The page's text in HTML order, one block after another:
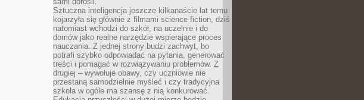
Sztuczna inteligencja jeszcze kilkanaście lat temu
kojarzyła się głównie z filmami science fiction, dziś
natomiast wchodzi do szkół, na uczelnie i do
domów jako realne narzędzie wspierające proces
nauczania. Z jednej strony budzi zachwyt, bo
potrafi szybko odpowiadać na pytania, generować
treści i pomagać w rozwiązywaniu problemów. Z
drugiej – wywołuje obawy, czy uczniowie nie
przestaną samodzielnie myśleć i czy tradycyjna
szkoła w ogóle ma szansę z nią konkurować.